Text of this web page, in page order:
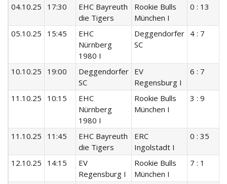
04.10.25 17:30
EHC Bayreuth
die Tigers
Rookie Bulls
München I
0 : 13
05.10.25 15:45
EHC
Nürnberg
1980 I
Deggendorfer
SC
4 : 7
10.10.25 19:00
Deggendorfer
SC
EV
Regensburg I
6 : 7
11.10.25 10:15
EHC
Nürnberg
1980 I
Rookie Bulls
München I
3 : 9
11.10.25 11:45
EHC Bayreuth
die Tigers
ERC
Ingolstadt I
0 : 35
12.10.25 14:15
EV
Regensburg I
Rookie Bulls
München I
7 : 1